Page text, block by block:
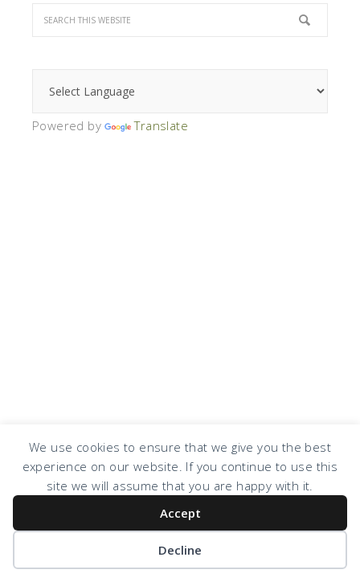
We use cookies to ensure that we give you the best
experience on our website. If you continue to use this
site we will assume that you are happy with it.
Accept
Decline
Powered by Translate